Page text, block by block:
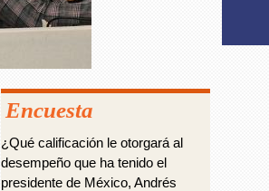
Encuesta
¿Qué calificación le otorgará al
desempeño que ha tenido el
presidente de México, Andrés